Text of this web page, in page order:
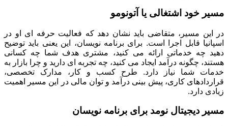
مسیر خود اشتغالی یا آتونومو
در این مسیر، متقاضی باید نشان دهد که فعالیت حرفه ای او در
اسپانیا قابل اجرا است. برای برنامه نویسان، این یعنی باید توضیح
دهید چه خدماتی ارائه می کنید، مشتری هدف شما چه کسانی
هستند، چگونه درآمد ایجاد می کنید، چه تجربه ای دارید و چرا بازار به
خدمات شما نیاز دارد. طرح کسب و کار، مدارک تخصصی،
قراردادهای کاری، پیش بینی درآمد و توان مالی در این مسیر اهمیت
زیادی دارد.
مسیر دیجیتال نومد برای برنامه نویسان